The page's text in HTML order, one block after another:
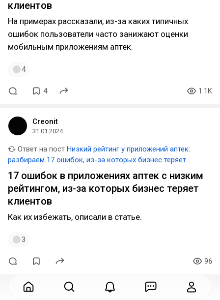
клиентов
На примерах рассказали, из-за каких типичных
ошибок пользователи часто занижают оценки
мобильным приложениям аптек.
4
4 1.1K
Creonit
31.01.2024
Ответ на пост Низкий рейтинг у приложений аптек:
разбираем 17 ошибок, из-за которых бизнес теряет
клиентов
17 ошибок в приложениях аптек с низким
рейтингом, из-за которых бизнес теряет
клиентов
Как их избежать, описали в статье.
3
96